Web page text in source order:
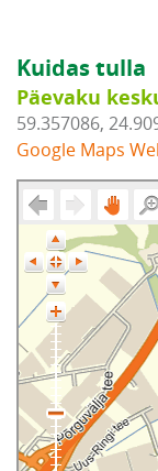
Kuidas tulla
Päevaku
59.357086,
Google Maps